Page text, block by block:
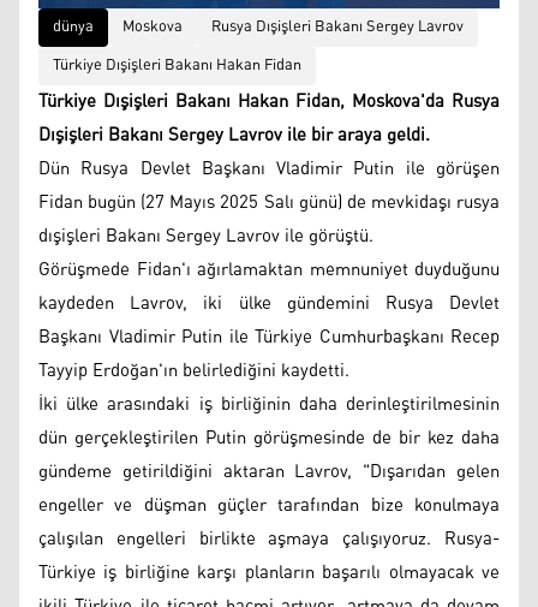
dünya
Moskova
Rusya Dışişleri Bakanı Sergey Lavrov
Türkiye Dışişleri Bakanı Hakan Fidan
Türkiye Dışişleri Bakanı Hakan Fidan, Moskova'da Rusya
Dışişleri Bakanı Sergey Lavrov ile bir araya geldi.
Dün Rusya Devlet Başkanı Vladimir Putin ile görüşen
Fidan bugün (27 Mayıs 2025 Salı günü) de mevkidaşı rusya
dışişleri Bakanı Sergey Lavrov ile görüştü.
Görüşmede Fidan'ı ağırlamaktan memnuniyet duyduğunu
kaydeden Lavrov, iki ülke gündemini Rusya Devlet
Başkanı Vladimir Putin ile Türkiye Cumhurbaşkanı Recep
Tayyip Erdoğan'ın belirlediğini kaydetti.
İki ülke arasındaki iş birliğinin daha derinleştirilmesinin
dün gerçekleştirilen Putin görüşmesinde de bir kez daha
gündeme getirildiğini aktaran Lavrov, "Dışarıdan gelen
engeller ve düşman güçler tarafından bize konulmaya
çalışılan engelleri birlikte aşmaya çalışıyoruz. Rusya-
Türkiye iş birliğine karşı planların başarılı olmayacak ve